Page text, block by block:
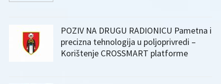
POZIV NA DRUGU RADIONICU Pametna i
precizna tehnologija u poljoprivredi –
Korištenje CROSSMART platforme